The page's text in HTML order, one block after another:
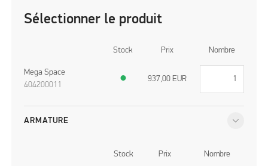
Sélectionner le produit
Stock Prix Nombre
Mega Space
404200011
● 937,00 EUR
ARMATURE
Stock Prix Nombre